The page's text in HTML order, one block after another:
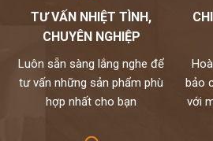
TƯ VẤN NHIỆT TÌNH,
CHUYÊN NGHIỆP
Luôn sẵn sàng lắng nghe để
tư vấn những sản phẩm phù
hợp nhất cho bạn
bảo
với